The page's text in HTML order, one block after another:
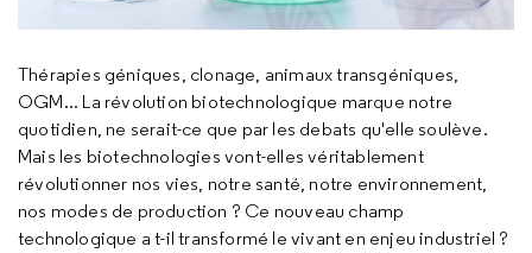
Thérapies géniques, clonage, animaux transgéniques,
OGM... La révolution biotechnologique marque notre
quotidien, ne serait-ce que par les debats qu'elle soulève.
Mais les biotechnologies vont-elles véritablement
révolutionner nos vies, notre santé, notre environnement,
nos modes de production ? Ce nouveau champ
technologique a t-il transformé le vivant en enjeu industriel ?